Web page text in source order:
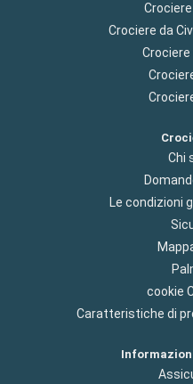
Crociere da
Crociere
Chi
Le condizioni
cookie
Caratteristiche di